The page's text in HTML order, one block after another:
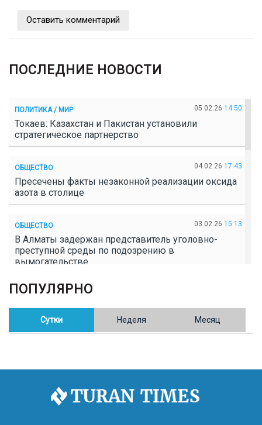
Оставить комментарий
ПОСЛЕДНИЕ НОВОСТИ
ПОЛИТИКА / МИР 05.02.26 14:50
Токаев: Казахстан и Пакистан установили
стратегическое партнерство
ОБЩЕСТВО 04.02.26 17:43
Пресечены факты незаконной реализации оксида
азота в столице
ОБЩЕСТВО 03.02.26 15:13
В Алматы задержан представитель уголовно-
преступной среды по подозрению в
вымогательстве
ОБЩЕСТВО
Полицейские пресекли незаконное выращивание
конопли в Таразе
Казахстан возглавил Договор о зоне, свободной от
ПОПУЛЯРНО
Сутки Неделя Месяц